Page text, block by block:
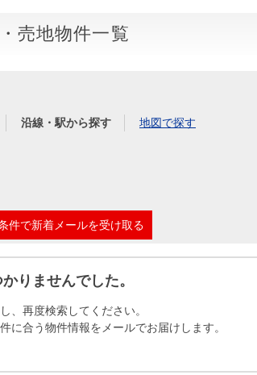
新築・中古一戸建て
購入ガイド
売却相談
売却ガイド
売地物件一覧
沿線・駅から探す 地図で探す
件で新着メールを受け取る
りませんでした。
、再度検索してください。
に合う物件情報をメールでお届けします。